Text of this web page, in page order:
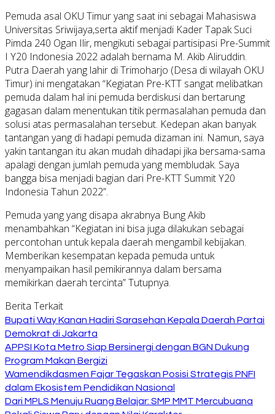
Pemuda asal OKU Timur yang saat ini sebagai Mahasiswa
Universitas Sriwijaya,serta aktif menjadi Kader Tapak Suci
Pimda 240 Ogan Ilir, mengikuti sebagai partisipasi Pre-Summit
I Y20 Indonesia 2022 adalah bernama M. Akib Aliruddin.
Putra Daerah yang lahir di Trimoharjo (Desa di wilayah OKU
Timur) ini mengatakan “Kegiatan Pre-KTT sangat melibatkan
pemuda dalam hal ini pemuda berdiskusi dan bertarung
gagasan dalam menentukan titik permasalahan pemuda dan
solusi atas permasalahan tersebut. Kedepan akan banyak
tantangan yang di hadapi pemuda dizaman ini. Namun, saya
yakin tantangan itu akan mudah dihadapi jika bersama-sama
apalagi dengan jumlah pemuda yang membludak. Saya
bangga bisa menjadi bagian dari Pre-KTT Summit Y20
Indonesia Tahun 2022”.
Pemuda yang yang disapa akrabnya Bung Akib
menambahkan “Kegiatan ini bisa juga dilakukan sebagai
percontohan untuk kepala daerah mengambil kebijakan.
Memberikan kesempatan kepada pemuda untuk
menyampaikan hasil pemikirannya dalam bersama
memikirkan daerah tercinta” Tutupnya.
Berita Terkait
Bupati Way Kanan Hadiri Sarasehan Kepala Daerah Partai
Demokrat di Jakarta
APPSI Kota Metro Siap Bersinergi dengan BGN Dukung
Program Makan Bergizi
Wamendikdasmen Fajar Tegaskan Posisi Strategis PNFI
dalam Ekosistem Pendidikan Nasional
Dari MPLS Menuju Ruang Belajar: SMP MMT Mercubuana